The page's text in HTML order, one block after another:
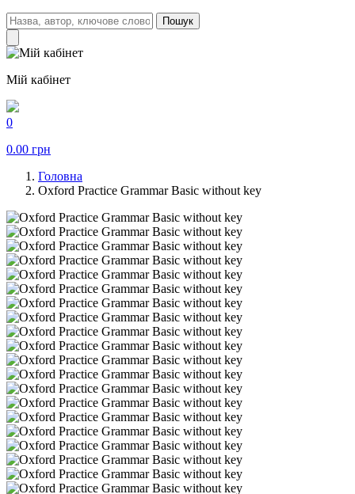
Пошук
Мій кабінет
0
0.00 грн
Головна
Oxford Practice Grammar Basic without key